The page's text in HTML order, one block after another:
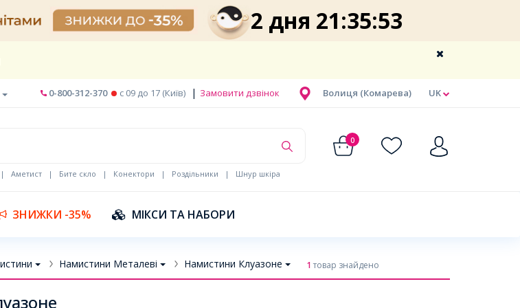
2 дня 21:35:53
UK
Волиця (Комарева)
0-800-312-370 c 09 до 17 (Київ) | Замовити дзвінок
0
| Аметист | Бите скло | Конектори | Роздільники | Шнур шкіра
ЗНИЖКИ -35% МІКСИ ТА НАБОРИ
Намистини Металеві Намистини Клуазоне 1товар знайдено